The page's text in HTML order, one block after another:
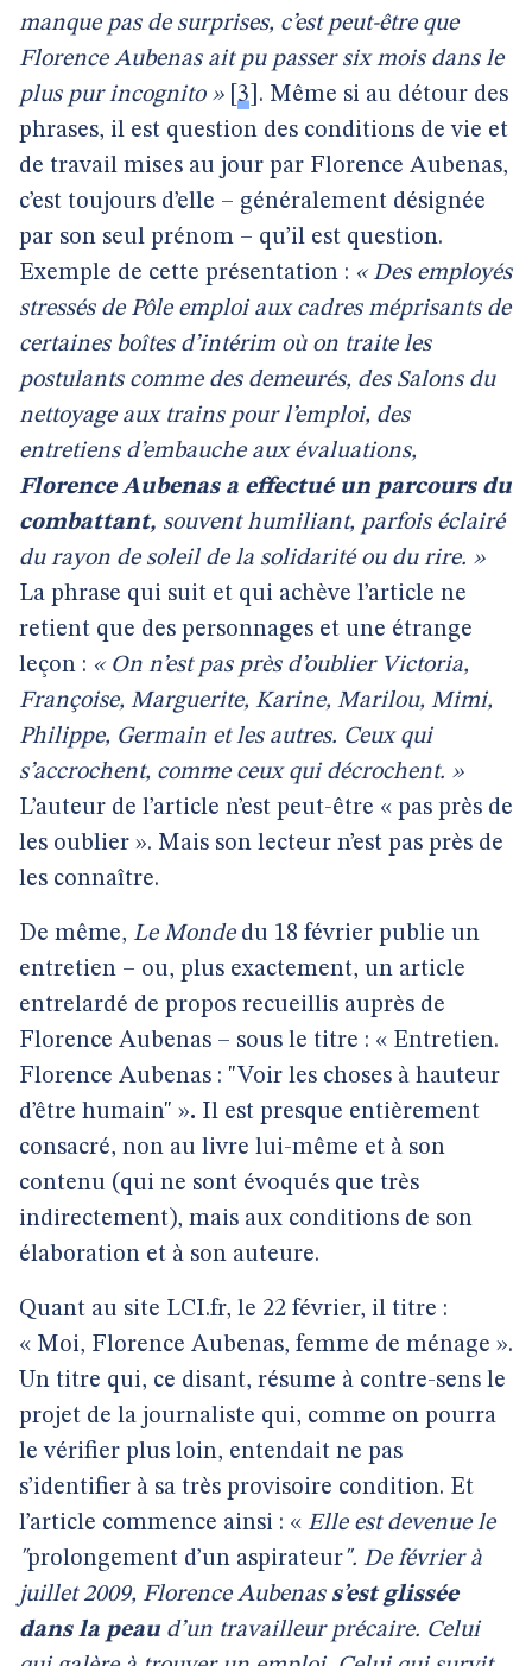
manque pas de surprises, c’est peut-être que
Florence Aubenas ait pu passer six mois dans le
plus pur incognito »[ 3 . Même si au détour des
phrases, il est question des conditions de vie et
de travail mises au jour par Florence Aubenas,
c’est toujours d’elle – généralement désignée
par son seul prénom – qu’il est question.
Exemple de cette présentation : « Des employés
stressés de Pôle emploi aux cadres méprisants de
certaines boîtes d’intérim où on traite les
postulants comme des demeurés, des Salons du
nettoyage aux trains pour l’emploi, des
entretiens d’embauche aux évaluations,
Florence Aubenas a effectué un parcours du
combattant, souvent humiliant, parfois éclairé
du rayon de soleil de la solidarité ou du rire. »
La phrase qui suit et qui achève l’article ne
retient que des personnages et une étrange
leçon : « On n’est pas près d’oublier Victoria,
Françoise, Marguerite, Karine, Marilou, Mimi,
Philippe, Germain et les autres. Ceux qui
s’accrochent, comme ceux qui décrochent. »
L’auteur de l’article n’est peut-être « pas près de
les oublier ». Mais son lecteur n’est pas près de
les connaître.
De même, Le Mondedu 18 février publie un
entretien – ou, plus exactement, un article
entrelardé de propos recueillis auprès de
Florence Aubenas – sous le titre : « Entretien.
Florence Aubenas : "Voir les choses à hauteur
d’être humain" ». Il est presque entièrement
consacré, non au livre lui-même et à son
contenu (qui ne sont évoqués que très
indirectement), mais aux conditions de son
élaboration et à son auteure.
Quant au site LCI.fr, le 22 février, il titre :
« Moi, Florence Aubenas, femme de ménage ».
Un titre qui, ce disant, résume à contre-sens le
projet de la journaliste qui, comme on pourra
le vérifier plus loin, entendait ne pas
s’identifier à sa très provisoire condition. Et
l’article commence ainsi : « Elle est devenue le
"prolongement d’un aspirateur". De février à
juillet 2009, Florence Aubenas s’est glissée
dans la peau d’un travailleur précaire. Celui